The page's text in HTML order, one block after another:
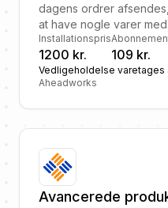
dagens ordrer
at have nogle varer med.
Installationspris
1200 kr. 109 kr.
Vedligeholdelse varetages
Aheadworks
Avancerede